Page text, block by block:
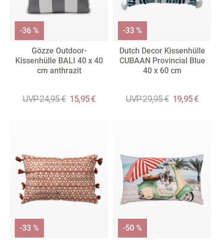
Gözze Outdoor-
Kissenhülle BALI 40 x 40
cm anthrazit
UVP 24,95 € 15,95 €
-36 %
Dutch Decor Kissenhülle
CUBAAN Provincial Blue
40 x 60 cm
UVP 29,95 € 19,95 €
-33 %
-33 % -50 %